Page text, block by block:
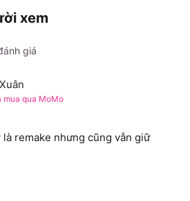
xem
giá
mua qua MoMo
là remake nhưng cũng vẫn giữ